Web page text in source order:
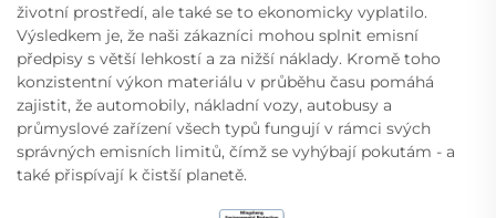
životní prostředí, ale také se to ekonomicky vyplatilo.
Výsledkem je, že naši zákazníci mohou splnit emisní
předpisy s větší lehkostí a za nižší náklady. Kromě toho
konzistentní výkon materiálu v průběhu času pomáhá
zajistit, že automobily, nákladní vozy, autobusy a
průmyslové zařízení všech typů fungují v rámci svých
správných emisních limitů, čímž se vyhýbají pokutám - a
také přispívají k čistší planetě.